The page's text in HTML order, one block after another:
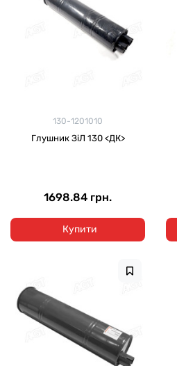
130-1201010
Глушник ЗіЛ 130 <ДК>
1698.84 грн.
Купити